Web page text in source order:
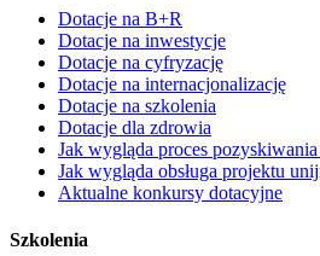
Dotacje na B+R
Dotacje na inwestycje
Dotacje na cyfryzację
Dotacje na internacjonalizację
Dotacje na szkolenia
Dotacje dla zdrowia
Jak wygląda proces
Jak wygląda obsługa projektu
Aktualne konkursy dotacyjne
Szkolenia